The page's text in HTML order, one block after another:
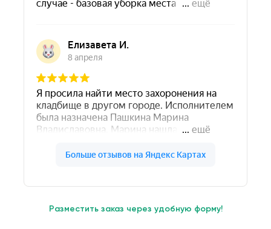
Разместить заказ через удобную форму!